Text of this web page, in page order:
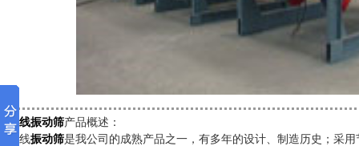
直线振动筛产品概述：
直线振动筛是我公司的成熟产品之一，有多年的设计、制造历史；采用